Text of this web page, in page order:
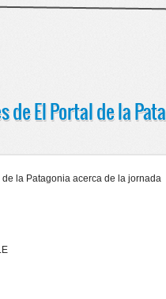
El Portal de la
la Patagonia acerca de la